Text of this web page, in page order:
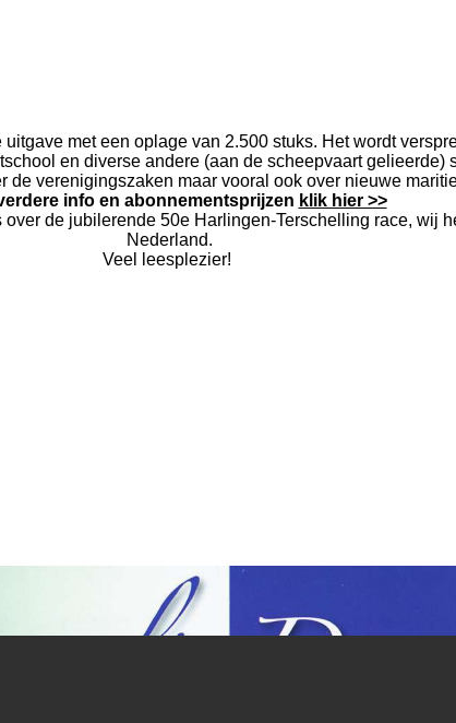
met een oplage van 2.500 stuks. Het wordt
en diverse andere (aan de scheepvaart
de verenigingszaken maar vooral ook over nieuwe
info en abonnementsprijzen klik hier >>
de jubilerende 50e Harlingen-Terschelling race, wij
Nederland.
Veel leesplezier!